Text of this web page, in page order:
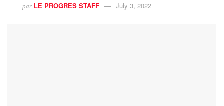
par LE PROGRES STAFF July 3, 2022